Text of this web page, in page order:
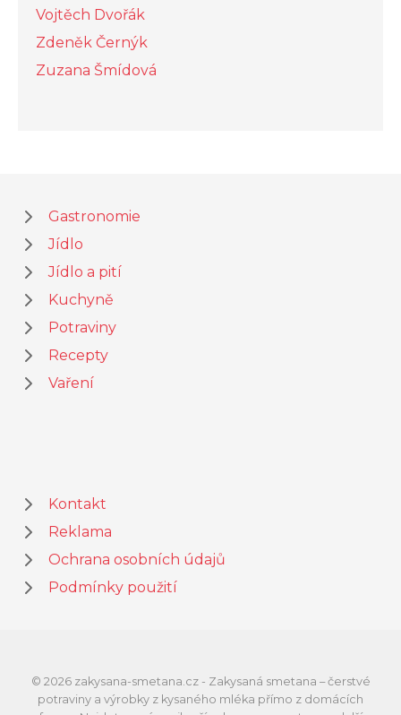
Vojtěch Dvořák
Zdeněk Černýk
Zuzana Šmídová
Gastronomie
Jídlo
Jídlo a pití
Kuchyně
Potraviny
Recepty
Vaření
Kontakt
Reklama
Ochrana osobních údajů
Podmínky použití
© 2026 zakysana-smetana.cz - Zakysaná smetana – čerstvé
potraviny a výrobky z kysaného mléka přímo z domácích